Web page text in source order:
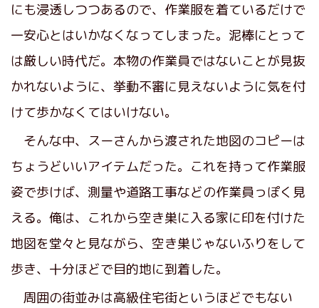
にも浸透しつつあるので、作業服を着ているだけで
一安心とはいかなくなってしまった。泥棒にとって
は厳しい時代だ。本物の作業員ではないことが見抜
かれないように、挙動不審に見えないように気を付
けて歩かなくてはいけない。
そんな中、スーさんから渡された地図のコピーは
ちょうどいいアイテムだった。これを持って作業服
姿で歩けば、測量や道路工事などの作業員っぽく見
える。俺は、これから空き巣に入る家に印を付けた
地図を堂々と見ながら、空き巣じゃないふりをして
歩き、十分ほどで目的地に到着した。
周囲の街並みは高級住宅街というほどでもない